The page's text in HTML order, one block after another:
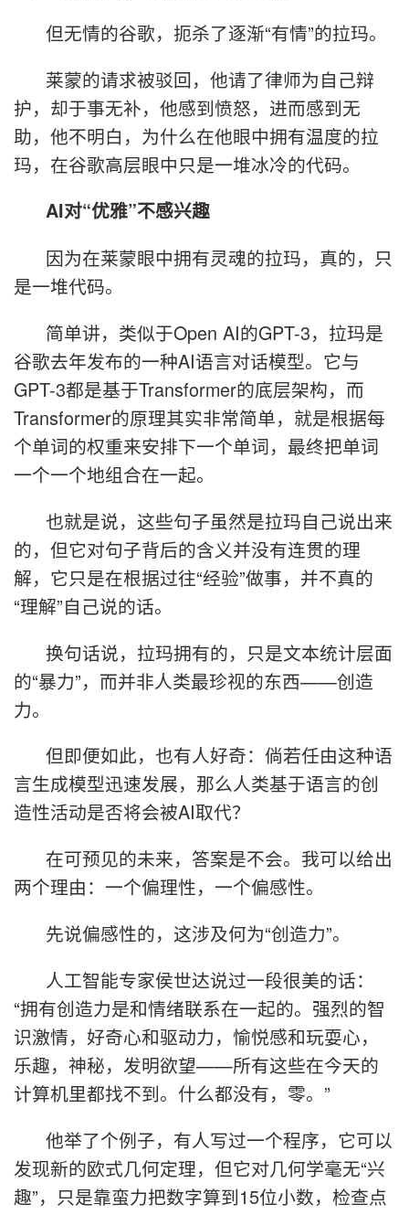
但无情的谷歌，扼杀了逐渐“有情”的拉玛。
莱蒙的请求被驳回，他请了律师为自己辩
护，却于事无补，他感到愤怒，进而感到无
助，他不明白，为什么在他眼中拥有温度的拉
玛，在谷歌高层眼中只是一堆冰冷的代码。
AI对“优雅”不感兴趣
因为在莱蒙眼中拥有灵魂的拉玛，真的，只
是一堆代码。
简单讲，类似于Open AI的GPT-3，拉玛是
谷歌去年发布的一种AI语言对话模型。它与
GPT-3都是基于Transformer的底层架构，而
Transformer的原理其实非常简单，就是根据每
个单词的权重来安排下一个单词，最终把单词
一个一个地组合在一起。
也就是说，这些句子虽然是拉玛自己说出来
的，但它对句子背后的含义并没有连贯的理
解，它只是在根据过往“经验”做事，并不真的
“理解”自己说的话。
换句话说，拉玛拥有的，只是文本统计层面
的“暴力”，而并非人类最珍视的东西——创造
力。
但即便如此，也有人好奇：倘若任由这种语
言生成模型迅速发展，那么人类基于语言的创
造性活动是否将会被AI取代？
在可预见的未来，答案是不会。我可以给出
两个理由：一个偏理性，一个偏感性。
先说偏感性的，这涉及何为“创造力”。
人工智能专家侯世达说过一段很美的话：
“拥有创造力是和情绪联系在一起的。强烈的智
识激情，好奇心和驱动力，愉悦感和玩耍心，
乐趣，神秘，发明欲望——所有这些在今天的
计算机里都找不到。什么都没有，零。”
他举了个例子，有人写过一个程序，它可以
发现新的欧式几何定理，但它对几何学毫无“兴
趣”，只是靠蛮力把数字算到15位小数，检查点